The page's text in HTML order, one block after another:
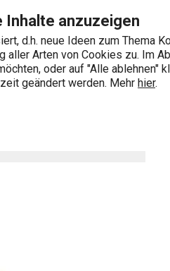
Inhalte anzuzeigen
d.h. neue Ideen zum Thema
aller Arten von Cookies zu. Im
oder auf "Alle ablehnen"
geändert werden. Mehr hier.
Zum Hauptinhalt springen
Zur Suche springen
Zur Navigation springen
Sie?